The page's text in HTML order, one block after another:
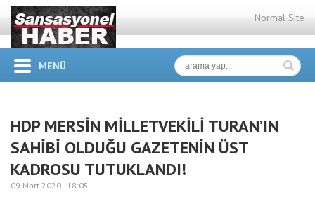
Normal Site
MENÜ
HDP MERSİN MİLLETVEKİLİ TURAN’IN
SAHİBİ OLDUĞU GAZETENİN ÜST
KADROSU TUTUKLANDI!
09 Mart 2020 - 18:05